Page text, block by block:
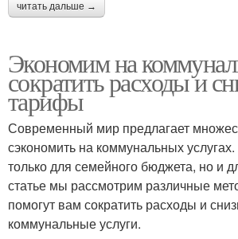
читать дальше →
Экономим на
сократить расходы и
тарифы
Современный мир предлагает
сэкономить на коммунальных
только для семейного бюджета, но и
статье мы рассмотрим различные
помогут вам сократить расходы и
коммунальные услуги.